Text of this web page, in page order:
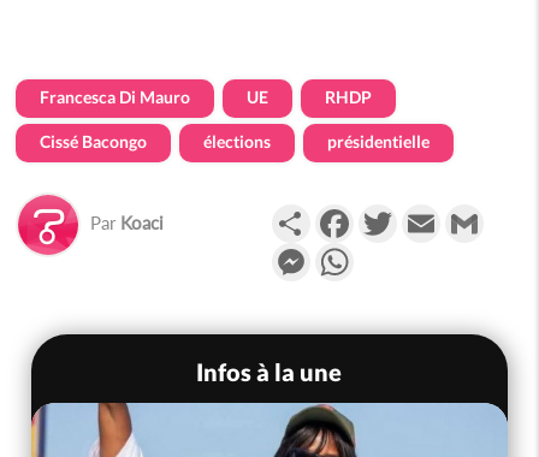
Francesca Di Mauro UE RHDP
Cissé Bacongo élections présidentielle
Par Koaci PartagerFacebookTwitterEmail
Messenger
Infos à la une